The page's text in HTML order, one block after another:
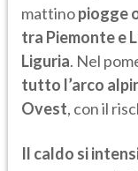
mattinopiogge
tra Piemonte e
Liguria. Nel
tutto l’arco
Ovest, con il
Il caldo si